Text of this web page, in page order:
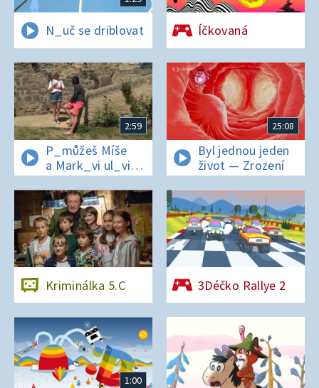
N_uč se driblovat Íčkovaná
2:59
P_můžeš Míše
a Mark_vi ul_vit
hesl_ na zámku
v Nelahezevsi?
25:08
Byl jednou jeden
život — Zrození
Kriminálka 5.C 3Déčko Rallye 2
1:00